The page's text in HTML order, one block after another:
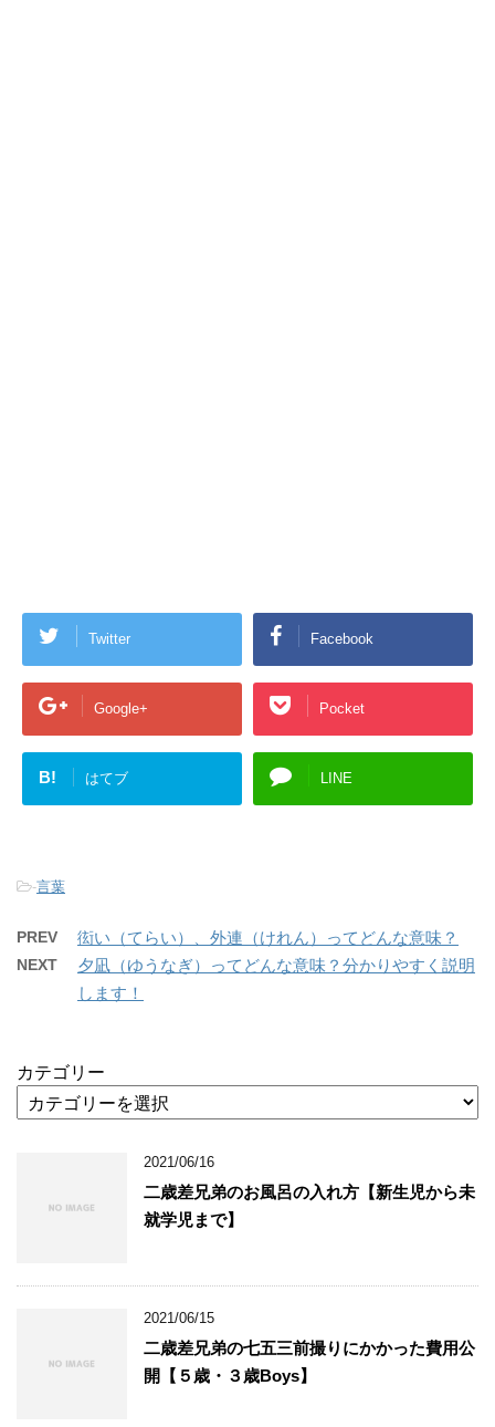
Twitter Facebook
Google+ Pocket
B! はてブ LINE
-言葉
PREV 衒い（てらい）、外連（けれん）ってどんな意味？
NEXT
夕凪（ゆうなぎ）ってどんな意味？分かりやすく説明
します！
カテゴリー
2021/06/16
二歳差兄弟のお風呂の入れ方【新生児から未
就学児まで】
2021/06/15
二歳差兄弟の七五三前撮りにかかった費用公
開【５歳・３歳Boys】